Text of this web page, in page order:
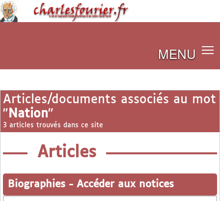
MENU
Articles/documents associés au mot
" Nation"
3 articles trouvés dans ce site
Articles
Biographies - Accéder aux notices